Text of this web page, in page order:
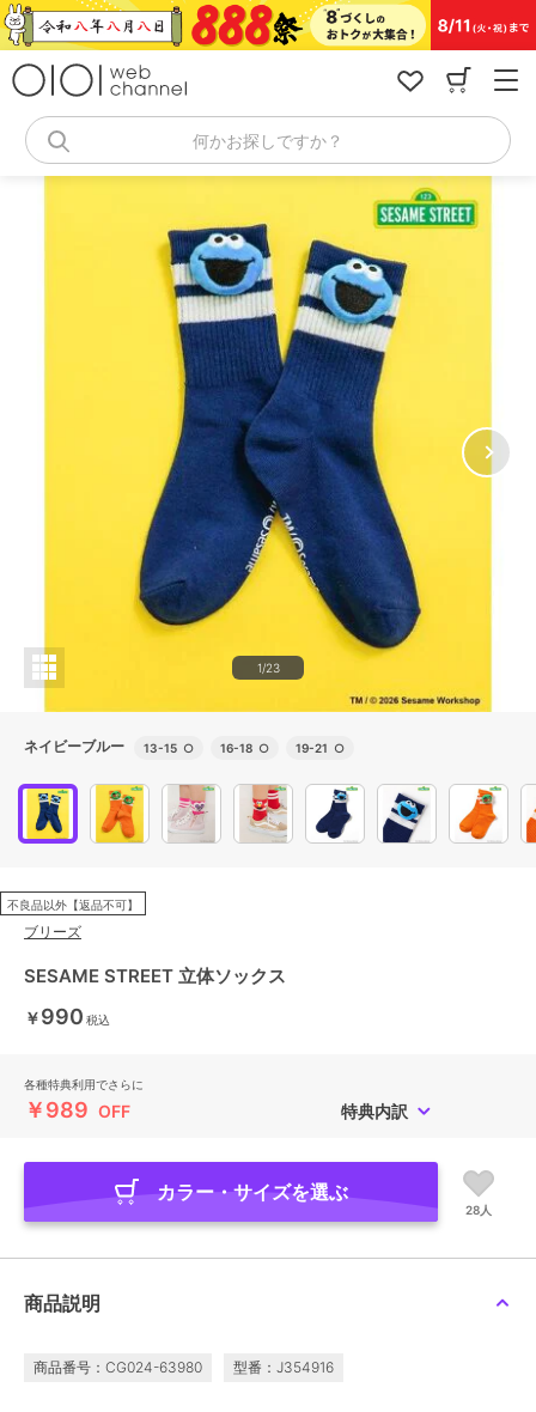
コ
ン
何かお探しですか？
1/23
ネイビーブルー 13-15 ○ 16-18 ○ 19-21 ○
不良品以外【返品不可】
ブリーズ
SESAME STREET 立体ソックス
￥990 税込
各種特典利用でさらに
￥989 OFF 特典内訳
カラー・サイズを選ぶ
28人
商品説明
商品番号：CG024-63980 型番：J354916